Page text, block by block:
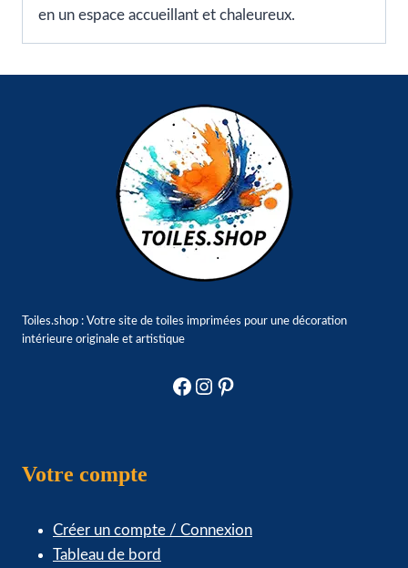
en un espace accueillant et chaleureux.
Toiles.shop : Votre site de toiles imprimées pour une décoration
intérieure originale et artistique
Facebook
Instagram
Pinterest
Votre compte
Créer un compte / Connexion
Tableau de bord